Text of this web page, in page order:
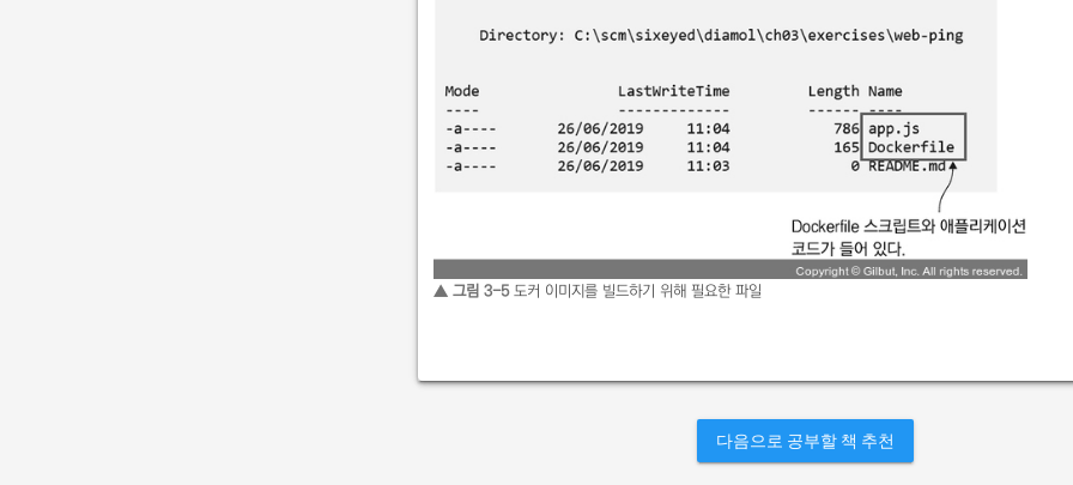
▲ 그림 3-5도커 이미지를 빌드하기 위해 필요한 파일
다음으로 공부할 책 추천